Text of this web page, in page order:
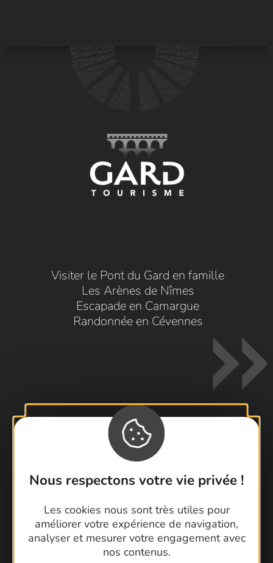
Nous respectons votre vie privée !
Les cookies nous sont très utiles pour
améliorer votre expérience de navigation,
analyser et mesurer votre engagement avec
nos contenus.
Visiter le Pont du Gard en famille
Les Arènes de Nîmes
Escapade en Camargue
Randonnée en Cévennes
Contactez-nous !
Foire aux questions
Brochures
Cartoguides et Topoguides
Latitude Gard